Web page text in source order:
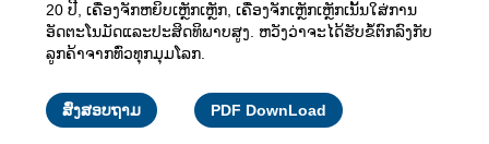
20 ປີ, ເຄື່ອງຈັກຫຍິບເຫຼັກເຫຼັກ, ເຄື່ອງຈັກເຫຼັກເຫຼັກເນັ້ນໃສ່ການ
ອັດຕະໂນມັດແລະປະສິດທິພາບສູງ. ຫວັງວ່າຈະໄດ້ຮັບຂໍ້ຕົກລົງກັບ
ລູກຄ້າຈາກທົ່ວທຸກມຸມໂລກ.
ສົ່ງສອບຖາມ PDF DownLoad